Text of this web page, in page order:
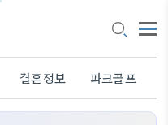
결혼정보 파크골프